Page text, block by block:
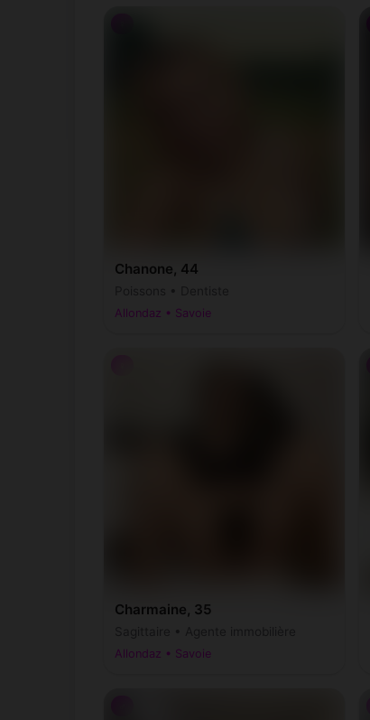
Chanone, 44
Allondaz • Savoie
Charmaine, 35
Allondaz • Savoie